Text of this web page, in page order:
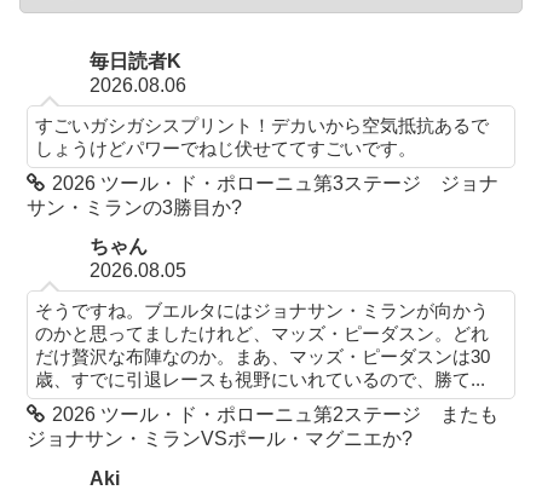
毎日読者K
2026.08.06
すごいガシガシスプリント！デカいから空気抵抗あるで
しょうけどパワーでねじ伏せててすごいです。
2026 ツール・ド・ポローニュ第3ステージ ジョナ
サン・ミランの3勝目か?
ちゃん
2026.08.05
そうですね。ブエルタにはジョナサン・ミランが向かう
のかと思ってましたけれど、マッズ・ピーダスン。どれ
だけ贅沢な布陣なのか。まあ、マッズ・ピーダスンは30
歳、すでに引退レースも視野にいれているので、勝て...
2026 ツール・ド・ポローニュ第2ステージ またも
ジョナサン・ミランVSポール・マグニエか?
Aki